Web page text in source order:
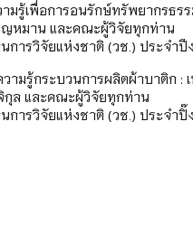
มรู้เพื่อการอนรักษ์ทรัพยากรธร
ญหมาน และคณะผู้วิจัยทุกท่าน
การวิจัยแห่งชาติ (วช.) ประจำ
วามรู้กระบวนการผลิตผ้าบาติก :
กุล และคณะผู้วิจัยทุกท่าน
การวิจัยแห่งชาติ (วช.) ประจำ